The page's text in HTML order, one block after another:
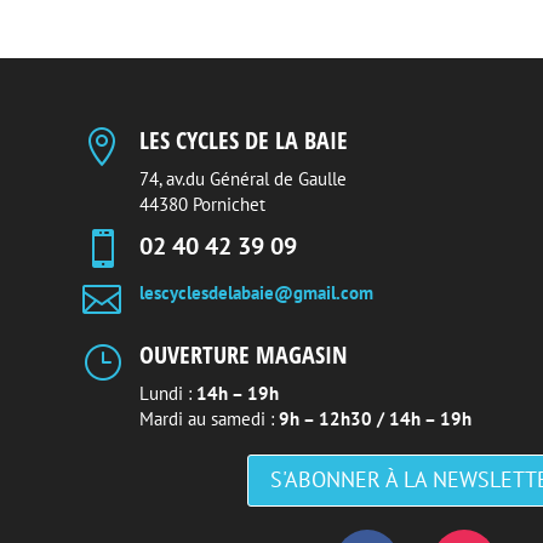
 LES CYCLES DE LA BAIE
74, av.du Général de Gaulle
44380 Pornichet
 02 40 42 39 09
 lescyclesdelabaie@gmail.com
} OUVERTURE MAGASIN
Lundi : 14h – 19h
Mardi au samedi :9h – 12h30 / 14h – 19h
S'ABONNER À LA